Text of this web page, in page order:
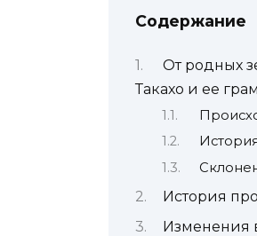
Содержание
От родных
Такахо и ее
История
Изменения